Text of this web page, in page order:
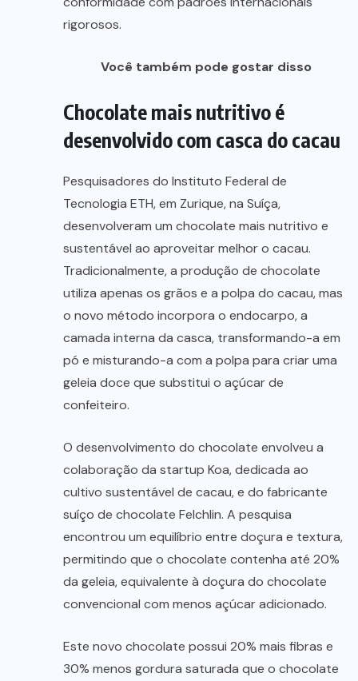
rigorosos.
Você também pode gostar disso
Chocolate mais nutritivo é
desenvolvido com casca do cacau
Pesquisadores do Instituto Federal de
Tecnologia ETH, em Zurique, na Suíça,
desenvolveram um chocolate mais nutritivo e
sustentável ao aproveitar melhor o cacau.
Tradicionalmente, a produção de chocolate
utiliza apenas os grãos e a polpa do cacau, mas
o novo método incorpora o endocarpo, a
camada interna da casca, transformando-a em
pó e misturando-a com a polpa para criar uma
geleia doce que substitui o açúcar de
confeiteiro.
O desenvolvimento do chocolate envolveu a
colaboração da startup Koa, dedicada ao
cultivo sustentável de cacau, e do fabricante
suíço de chocolate Felchlin. A pesquisa
encontrou um equilíbrio entre doçura e textura,
permitindo que o chocolate contenha até 20%
da geleia, equivalente à doçura do chocolate
convencional com menos açúcar adicionado.
Este novo chocolate possui 20% mais fibras e
30% menos gordura saturada que o chocolate